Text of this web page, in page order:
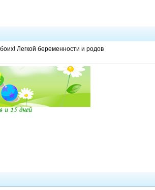
Легкой беременности и родов